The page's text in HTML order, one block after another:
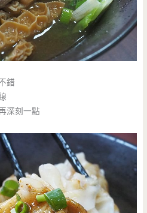
錯
深刻一點